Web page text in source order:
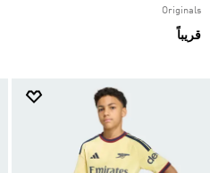
Originals
قريباً